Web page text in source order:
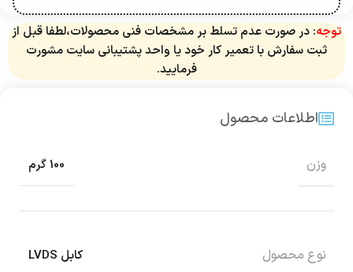
توجه: در صورت عدم تسلط بر مشخصات فنی محصولات،لطفا قبل از
ثبت سفارش با تعمیر کار خود یا واحد پشتیبانی سایت مشورت
فرمایید.
اطلاعات محصول
وزن 100 گرم
نوع محصول کابل LVDS